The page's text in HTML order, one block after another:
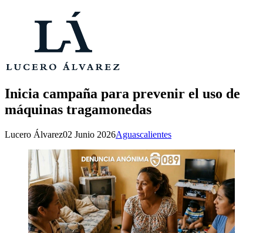
Inicia campaña para prevenir el uso de
máquinas tragamonedas
Lucero Álvarez02 Junio 2026Aguascalientes